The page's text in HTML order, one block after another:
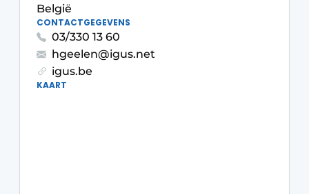
Podcasts
Privacy / Cookie statement
S’inscrire
S’inscrire
België
CONTACTGEGEVENS
03/330 13 60
hgeelen@igus.net
igus.be
KAART